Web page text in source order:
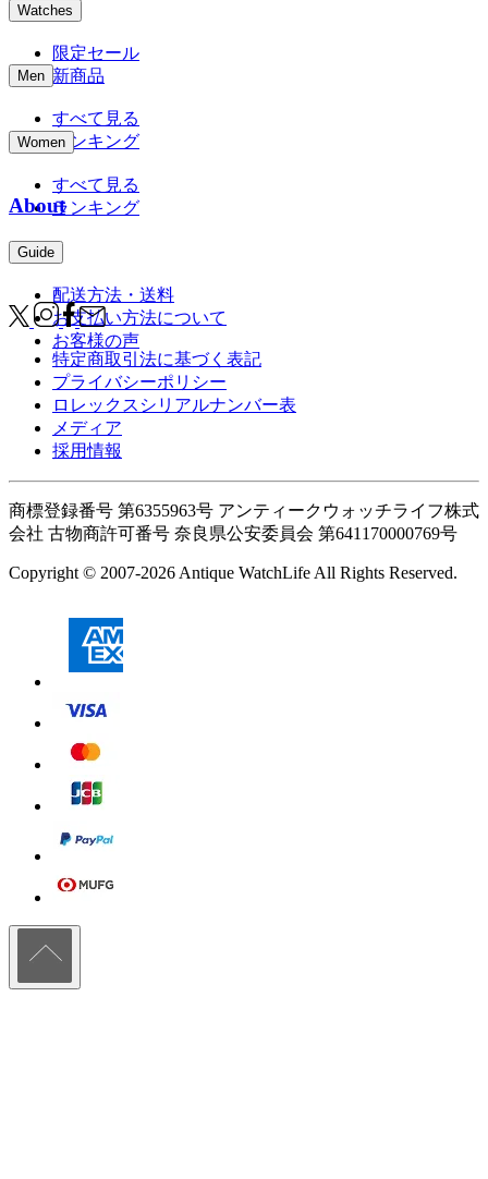
Watches
限定セール
新商品
Men
すべて見る
ランキング
Women
すべて見る
ランキング
About
Guide
配送方法・送料
お支払い方法について
お客様の声
特定商取引法に基づく表記
プライバシーポリシー
ロレックスシリアルナンバー表
メディア
採用情報
商標登録番号 第6355963号 アンティークウォッチライフ株式
会社 古物商許可番号 奈良県公安委員会 第641170000769号
Copyright © 2007-2026 Antique WatchLife All Rights Reserved.